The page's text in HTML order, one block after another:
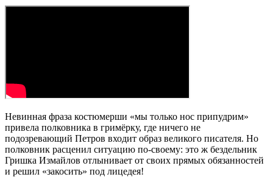
Невинная фраза костюмерши «мы только нос припудрим»
привела полковника в гримёрку, где ничего не
подозревающий Петров входит образ великого писателя. Но
полковник расценил ситуацию по-своему: это ж бездельник
Гришка Измайлов отлынивает от своих прямых обязанностей
и решил «закосить» под лицедея!